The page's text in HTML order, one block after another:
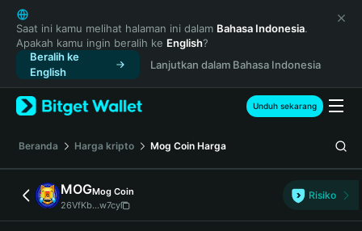
English
日本語
Tiếng Việt
Русский
Español (Latinoamérica)
Türkçe
Français
Deutsch
简体中文
繁體中文
Português (Portugal)
Saat ini kamu melihat halaman ini dalam Bahasa Indonesia.
Apakah kamu ingin beralih ke English?
Beralih ke
English
Lanjutkan dalam Bahasa Indonesia
Unduh sekarang
Beranda Harga kripto Mog Coin Harga
MOGMog Coin
26VfKb...w7cy
Risiko